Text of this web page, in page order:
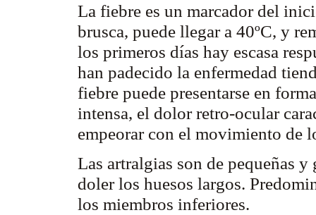
La fiebre es un marcador del
brusca, puede llegar a 40ºC, y
los primeros días hay escasa
han padecido la enfermedad
fiebre puede presentarse en
intensa, el dolor retro-ocular
empeorar con el movimiento de
Las artralgias son de pequeñas
doler los huesos largos.
los miembros inferiores.